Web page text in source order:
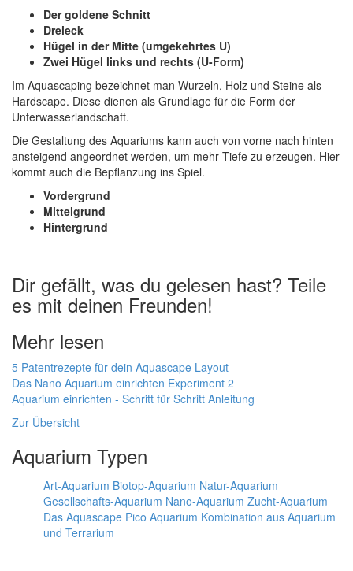
Der goldene Schnitt
Dreieck
Hügel in der Mitte (umgekehrtes U)
Zwei Hügel links und rechts (U-Form)
Im Aquascaping bezeichnet man Wurzeln, Holz und Steine als
Hardscape. Diese dienen als Grundlage für die Form der
Unterwasserlandschaft.
Die Gestaltung des Aquariums kann auch von vorne nach hinten
ansteigend angeordnet werden, um mehr Tiefe zu erzeugen. Hier
kommt auch die Bepflanzung ins Spiel.
Vordergrund
Mittelgrund
Hintergrund
Dir gefällt, was du gelesen hast? Teile
es mit deinen Freunden!
Mehr lesen
5 Patentrezepte für dein Aquascape Layout
Das Nano Aquarium einrichten Experiment 2
Aquarium einrichten - Schritt für Schritt Anleitung
Zur Übersicht
Aquarium Typen
Art-Aquarium Biotop-Aquarium Natur-Aquarium
Gesellschafts-Aquarium Nano-Aquarium Zucht-Aquarium
Das Aquascape Pico Aquarium Kombination aus Aquarium
und Terrarium